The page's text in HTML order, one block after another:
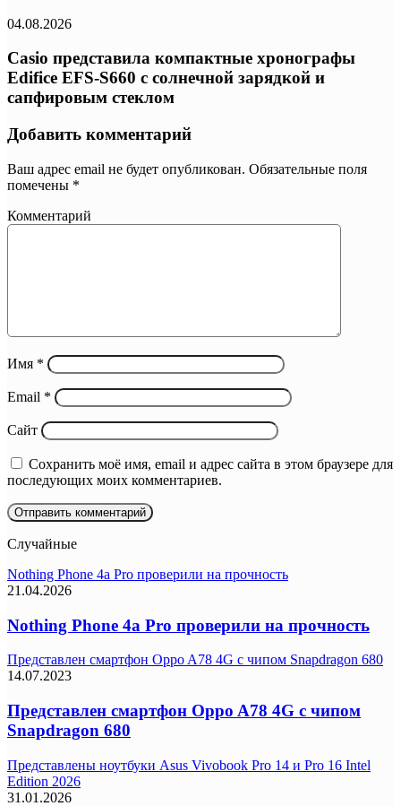
04.08.2026
Casio представила компактные хронографы
Edifice EFS-S660 с солнечной зарядкой и
сапфировым стеклом
Добавить комментарий
Ваш адрес email не будет опубликован. Обязательные поля
помечены *
Комментарий
Имя *
Email *
Сайт
Сохранить моё имя, email и адрес сайта в этом браузере для
последующих моих комментариев.
Случайные
Nothing Phone 4a Pro проверили на прочность
21.04.2026
Nothing Phone 4a Pro проверили на прочность
Представлен смартфон Oppo A78 4G с чипом Snapdragon 680
14.07.2023
Представлен смартфон Oppo A78 4G с чипом
Snapdragon 680
Представлены ноутбуки Asus Vivobook Pro 14 и Pro 16 Intel
Edition 2026
31.01.2026